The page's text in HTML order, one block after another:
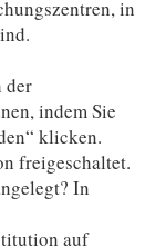
in
der
indem Sie
klicken.
freigeschaltet.
In
auf